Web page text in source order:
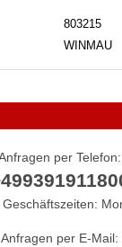
803215
WINMAU
per Telefon:
Anfragen per E-Mail: